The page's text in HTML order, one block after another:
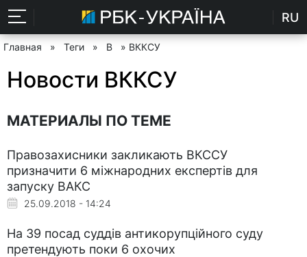
RU
Главная » Теги » В » ВККСУ
Новости ВККСУ
МАТЕРИАЛЫ ПО ТЕМЕ
Правозахисники закликають ВКССУ
призначити 6 міжнародних експертів для
запуску ВАКС
25.09.2018 - 14:24
На 39 посад суддів антикорупційного суду
претендують поки 6 охочих